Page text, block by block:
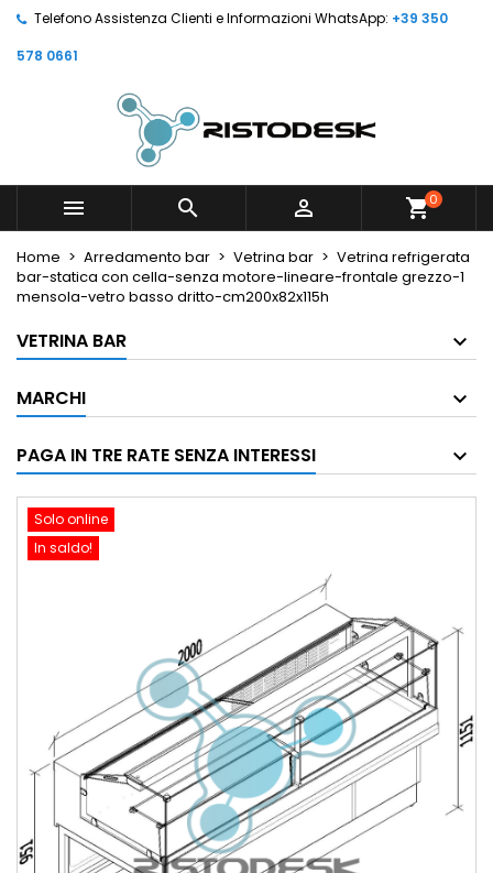
Telefono Assistenza Clienti e Informazioni WhatsApp: +39 350
578 0661
   shopping_cart0
Home Arredamento bar Vetrina bar
Vetrina refrigerata
bar-statica con cella-senza motore-lineare-frontale grezzo-1
mensola-vetro basso dritto-cm200x82x115h
VETRINA BAR
MARCHI
PAGA IN TRE RATE SENZA INTERESSI
Solo online
In saldo!